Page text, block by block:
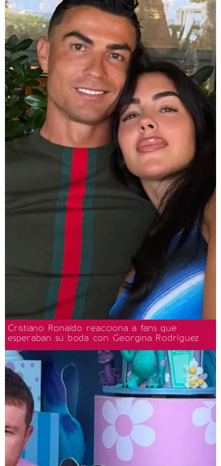
Cristiano Ronaldo reacciona a fans que
esperaban su boda con Georgina Rodríguez